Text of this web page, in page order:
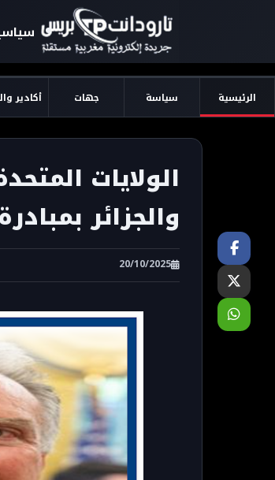
الرئيسية سياسة جهات أكادير
الولايات
والجزائر
20/10/2025